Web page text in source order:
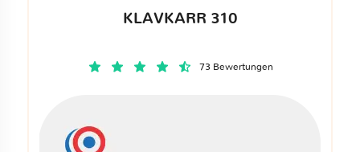
KLAVKARR 310
73 Bewertungen